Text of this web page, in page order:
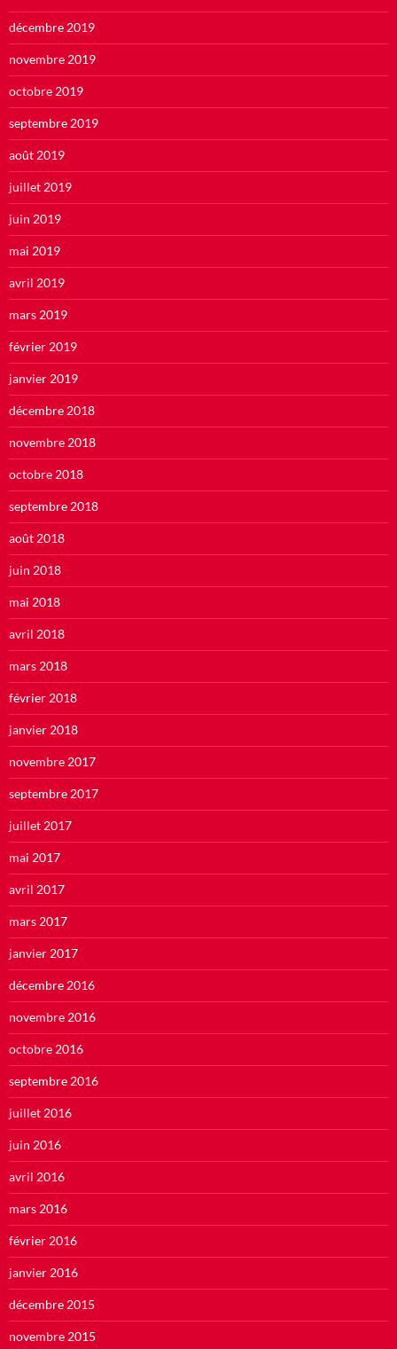
décembre 2019
novembre 2019
octobre 2019
septembre 2019
août 2019
juillet 2019
juin 2019
mai 2019
avril 2019
mars 2019
février 2019
janvier 2019
décembre 2018
novembre 2018
octobre 2018
septembre 2018
août 2018
juin 2018
mai 2018
avril 2018
mars 2018
février 2018
janvier 2018
novembre 2017
septembre 2017
juillet 2017
mai 2017
avril 2017
mars 2017
janvier 2017
décembre 2016
novembre 2016
octobre 2016
septembre 2016
juillet 2016
juin 2016
avril 2016
mars 2016
février 2016
janvier 2016
décembre 2015
novembre 2015